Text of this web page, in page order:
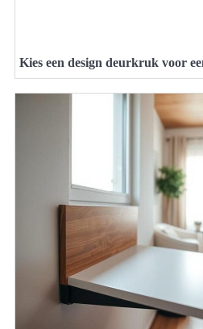
Kies een design deurkruk voor